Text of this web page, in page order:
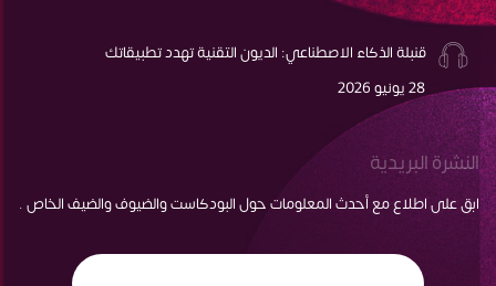
قنبلة الذكاء الاصطناعي: الديون التقنية تهدد تطبيقاتك
28 يونيو 2026
النشرة البريدية
ابق على اطلاع مع أحدث المعلومات حول البودكاست والضيوف والضيف الخاص .